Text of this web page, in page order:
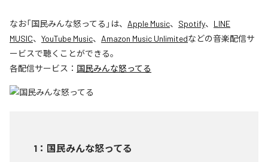
なお「国民みんな怒ってる 」は、 Apple Music、 Spotify、 LINE
MUSIC、 YouTube Music、 Amazon Music Unlimitedなどの音楽配信サ
ービスで聴くことができる。
各配信サービス： 国民みんな怒ってる
1 ： 国民みんな怒ってる